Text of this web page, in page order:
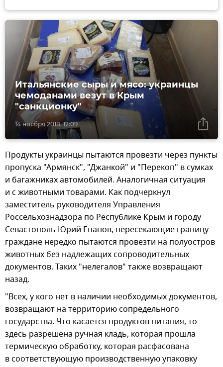
14 ноября 2018, 12:09
Итальянские сыры и мясо: украинцы
чемоданами везут в Крым
"санкционку"
Продукты украинцы пытаются провезти через пункты
пропуска "Армянск", "Джанкой" и "Перекоп" в сумках
и багажниках автомобилей. Аналогичная ситуация
и с животными товарами. Как подчеркнул
заместитель руководителя Управления
Россельхознадзора по Республике Крым и городу
Севастополь Юрий Епанов, пересекающие границу
граждане нередко пытаются провезти на полуостров
животных без надлежащих сопроводительных
документов. Таких "нелегалов" также возвращают
назад.
"Всех, у кого нет в наличии необходимых документов,
возвращают на территорию сопредельного
государства. Что касается продуктов питания, то
здесь разрешена ручная кладь, которая прошла
термическую обработку, которая расфасована
в соответствующую производственную упаковку